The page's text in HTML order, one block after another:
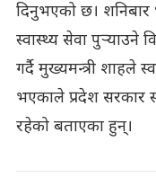
दिनुभएको छ।
स्वास्थ्य सेवा पुर्‍याउने
गर्दै मुख्यमन्त्री
भएकाले प्रदेश सरकार
रहेको बताएका हुन्।